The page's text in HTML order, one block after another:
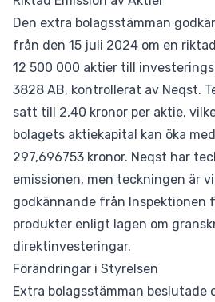
Den extra bolagsstämman
från den 15 juli 2024 om en
12 500 000 aktier till
3828 AB, kontrollerat av Neqst.
satt till 2,40 kronor per aktie,
bolagets aktiekapital kan öka
297,696753 kronor. Neqst har
emissionen, men teckningen är
godkännande från Inspektionen
produkter enligt lagen om
direktinvesteringar.
Förändringar i Styrelsen
Extra bolagsstämman beslutade